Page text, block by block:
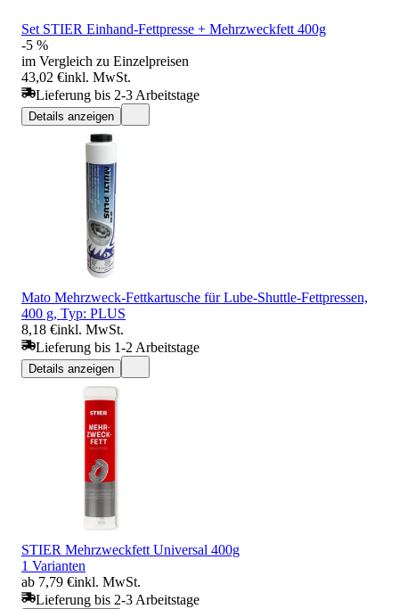
Set STIER Einhand-Fettpresse + Mehrzweckfett 400g
-5 %
im Vergleich zu Einzelpreisen
43,02 €inkl. MwSt.
Lieferung bis 2-3 Arbeitstage
Details anzeigen
Mato Mehrzweck-Fettkartusche für Lube-Shuttle-Fettpressen,
400 g, Typ: PLUS
8,18 €inkl. MwSt.
Lieferung bis 1-2 Arbeitstage
Details anzeigen
STIER Mehrzweckfett Universal 400g
1 Varianten
ab 7,79 €inkl. MwSt.
Lieferung bis 2-3 Arbeitstage